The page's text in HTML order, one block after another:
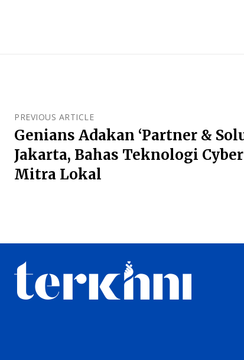
PREVIOUS ARTICLE
Genians Adakan ‘Partner &
Jakarta, Bahas Teknologi
Mitra Lokal